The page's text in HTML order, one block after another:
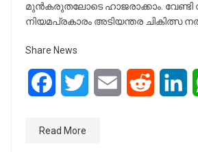
മുൻകരുതലോടെ ഹാജരാക്കാം.
നിയമപ്രകാരം അടിയന്തര ചികിത്സ
Share News
FacebookTwitter Email Reddit
Read More